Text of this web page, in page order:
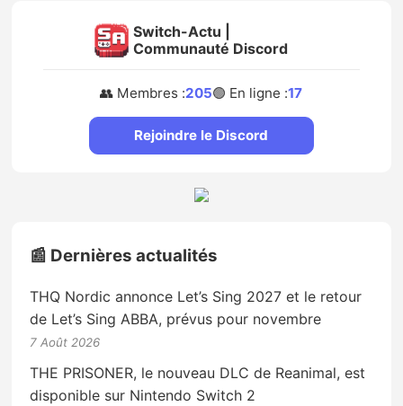
Switch-Actu |
Communauté Discord
👥 Membres :205🟢 En ligne :17
Rejoindre le Discord
📰 Dernières actualités
THQ Nordic annonce Let’s Sing 2027 et le retour
de Let’s Sing ABBA, prévus pour novembre
7 Août 2026
THE PRISONER, le nouveau DLC de Reanimal, est
disponible sur Nintendo Switch 2